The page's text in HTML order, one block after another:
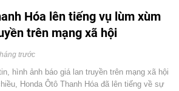
Hóa lên tiếng vụ lùm xùm
trên mạng xã hội
trước
hình ảnh báo giá lan truyền trên mạng xã hội
Honda Ôtô Thanh Hóa đã lên tiếng về sự